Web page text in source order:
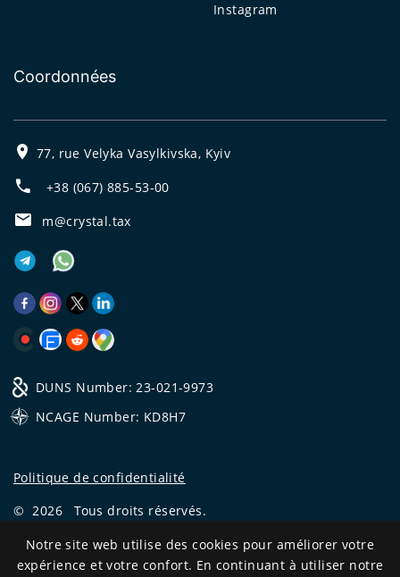
Instagram
Coordonnées
77, rue Velyka Vasylkivska, Kyiv
+38 (067) 885-53-00
m@crystal.tax
DUNS Number: 23-021-9973
NCAGE Number: KD8H7
Politique de confidentialité
© 2026
Tous droits réservés.
CRYSTAL.TAX —EXPERT OFFSHORE №❶
Notre site web utilise des cookies pour améliorer votre
expérience et votre confort. En continuant à utiliser notre